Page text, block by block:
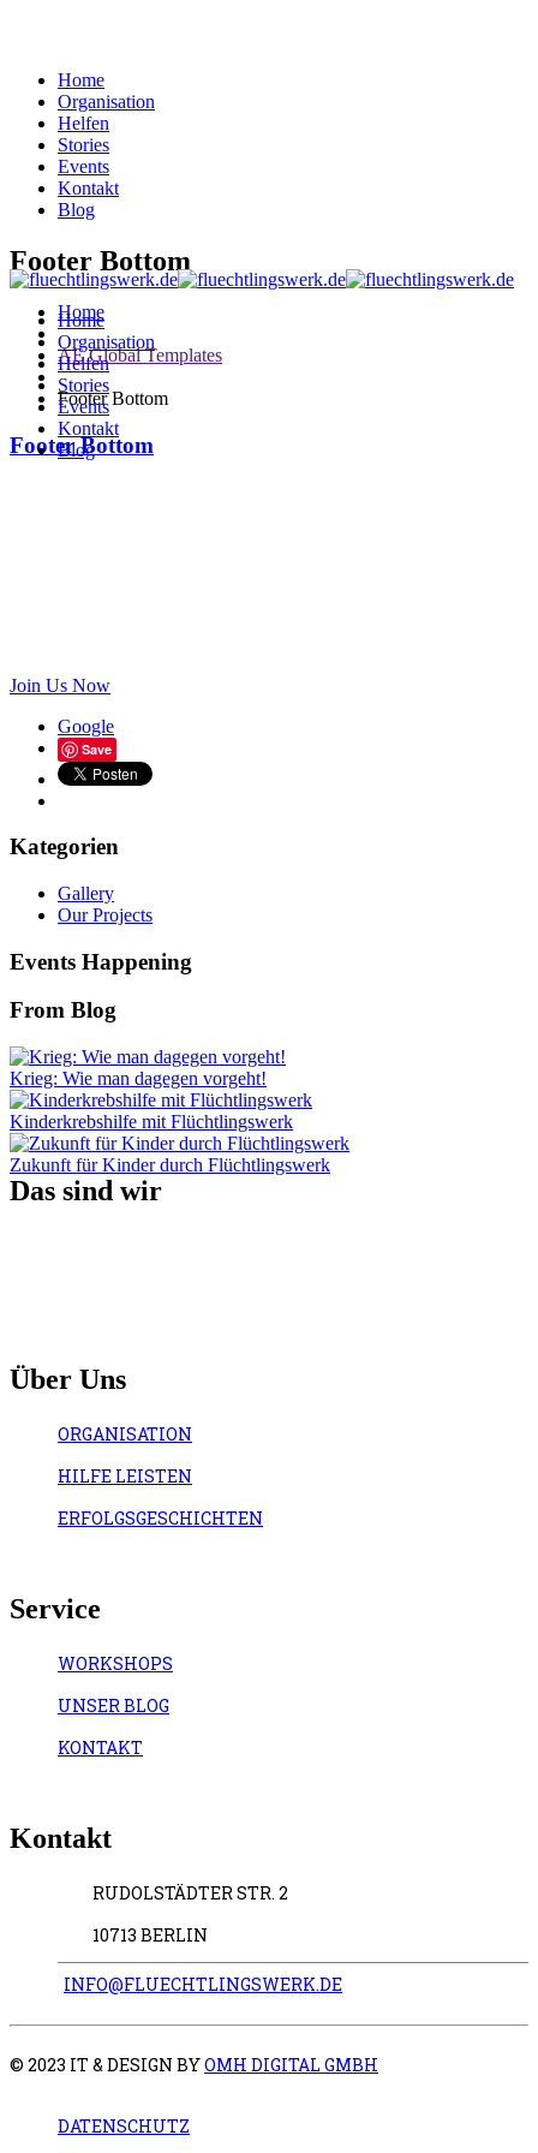
Home
Organisation
Helfen
Stories
Events
Kontakt
Blog
Home
Organisation
Helfen
Stories
Events
Kontakt
Blog
Footer Bottom
Home
AE Global Templates
Footer Bottom
Footer Bottom
Join Us Now
Google
Save
Kategorien
Gallery
Our Projects
Events Happening
From Blog
Krieg: Wie man dagegen vorgeht!
Kinderkrebshilfe mit Flüchtlingswerk
Zukunft für Kinder durch Flüchtlingswerk
Das sind wir
Über Uns
ORGANISATION
HILFE LEISTEN
ERFOLGSGESCHICHTEN
Service
WORKSHOPS
UNSER BLOG
KONTAKT
Kontakt
RUDOLSTÄDTER STR. 2
10713 BERLIN
INFO@FLUECHTLINGSWERK.DE
© 2023 IT & DESIGN BYOMH DIGITAL GMBH
DATENSCHUTZ